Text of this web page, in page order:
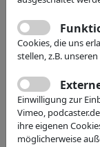
Verband
Mitgliedschaft
09.10.2025,
digital
Zoom Meeting
Cookies, die uns
stellen, z.B.
Einwilligung zur
Vimeo,
ihre eigenen
möglicherweise